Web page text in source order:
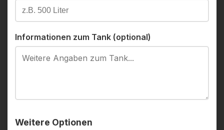
Informationen zum Tank (optional)
Weitere Optionen